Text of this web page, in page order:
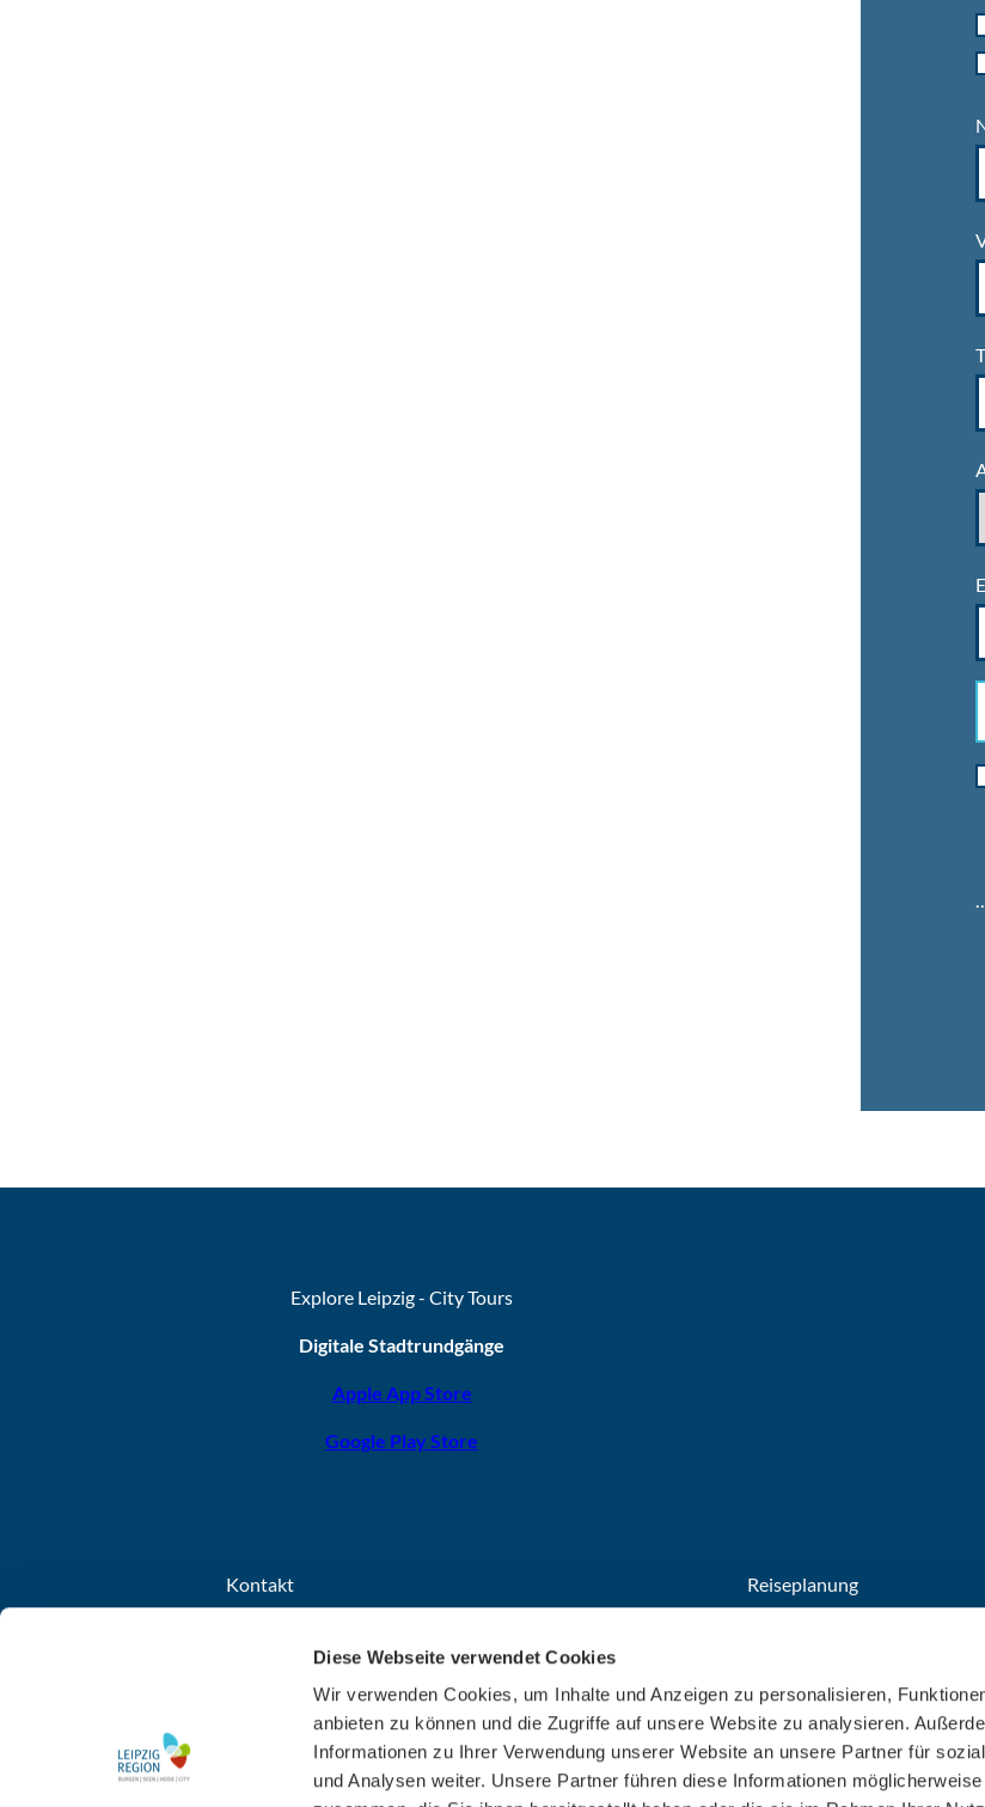
Diese Webseite verwendet Cookies
Wir verwenden Cookies, um Inhalte und Anzeigen zu personalisieren,
anbieten zu können und die Zugriffe auf unsere Website zu analysieren.
Informationen zu Ihrer Verwendung unserer Website an unsere Partner für
und Analysen weiter. Unsere Partner führen diese Informationen
Explore Leipzig - City Tours
Digitale Stadtrundgänge
Apple App Store
Google Play Store
Kontakt
Grimmaischer Steinweg 8
04103 Leipzig
+49 341 7104-260
E-Mail schreiben
Reiseplanung
Welcome Cards​​​​​​​